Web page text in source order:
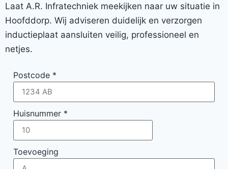
Laat A.R. Infratechniek meekijken naar uw situatie in
Hoofddorp. Wij adviseren duidelijk en verzorgen
inductieplaat aansluiten veilig, professioneel en
netjes.
Postcode *
Huisnummer *
Toevoeging